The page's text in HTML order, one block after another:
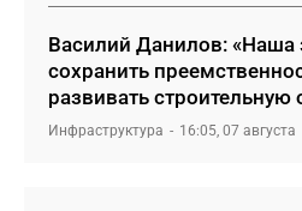
Василий Данилов: «Наша
сохранить
развивать строительную
Инфраструктура 16:05, 07 августа